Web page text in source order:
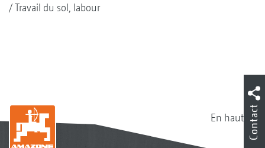
Travail du sol, labour
En haut Contact